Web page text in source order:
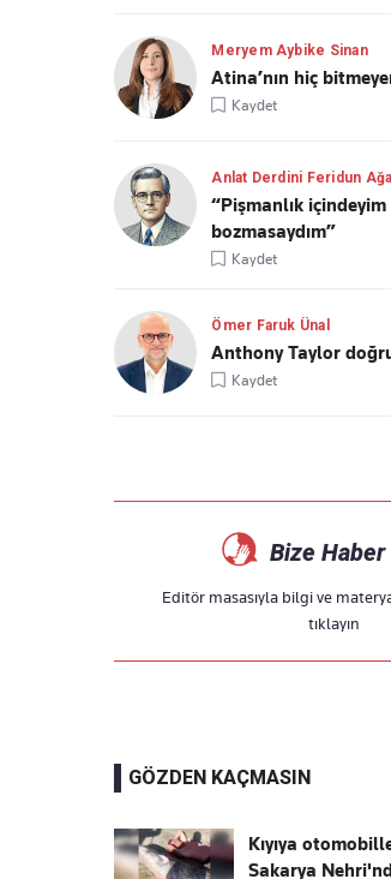
Meryem Aybike Sinan
Atina’nın hiç
Kaydet
Anlat Derdini Feridun
“Pişmanlık
bozmasaydım”
Kaydet
Ömer Faruk Ünal
Anthony Taylor
Kaydet
Bize
Editör masasıyla bilgi ve
tıklayın
GÖZDEN KAÇMASIN
Kıyıya
Sakarya